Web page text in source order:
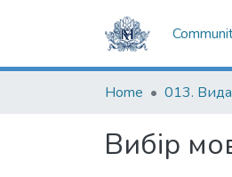
Home 013.
Вибір